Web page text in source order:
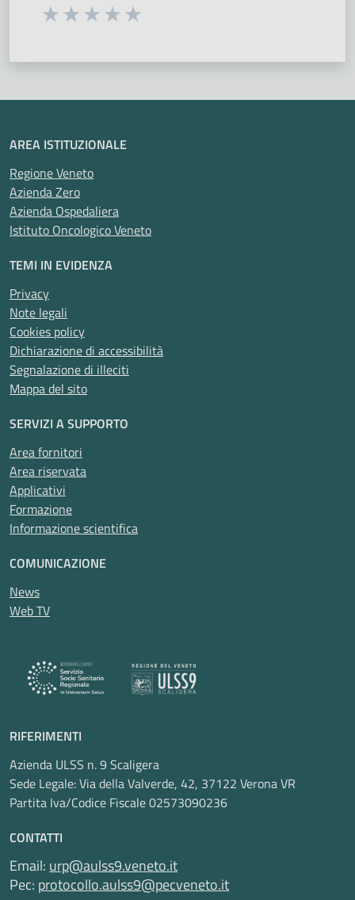
Seleziona una valutazione da 1 a 5 stelle
AREA ISTITUZIONALE
Regione Veneto
Azienda Zero
Azienda Ospedaliera
Istituto Oncologico Veneto
TEMI IN EVIDENZA
Privacy
Note legali
Cookies policy
Dichiarazione di accessibilità
Segnalazione di illeciti
Mappa del sito
SERVIZI A SUPPORTO
Area fornitori
Area riservata
Applicativi
Formazione
Informazione scientifica
COMUNICAZIONE
News
Web TV
RIFERIMENTI
Azienda ULSS n. 9 Scaligera
Sede Legale: Via della Valverde, 42, 37122 Verona VR
Partita Iva/Codice Fiscale 02573090236
CONTATTI
Email: urp@aulss9.veneto.it
Pec: protocollo.aulss9@pecveneto.it